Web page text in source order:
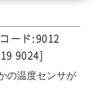
ード:9012
9024]
の温度センサが
partners.
on our